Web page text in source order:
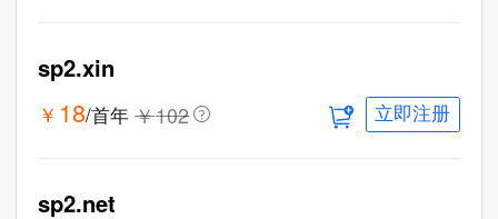
sp2.xin
￥ 18/首年 ￥102 立即注册
sp2.net